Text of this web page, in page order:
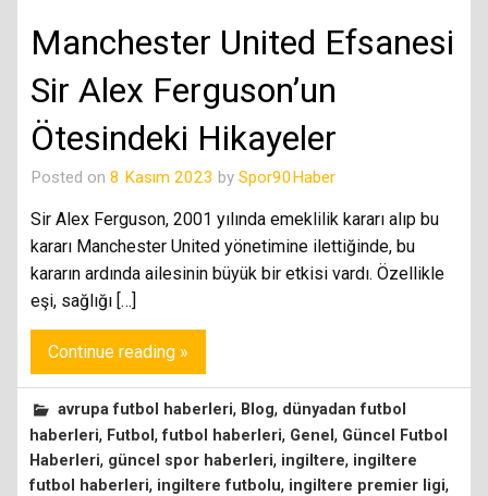
Manchester United Efsanesi
Sir Alex Ferguson’un
Ötesindeki Hikayeler
Posted on 8 Kasım 2023 by Spor90Haber
Sir Alex Ferguson, 2001 yılında emeklilik kararı alıp bu
kararı Manchester United yönetimine ilettiğinde, bu
kararın ardında ailesinin büyük bir etkisi vardı. Özellikle
eşi, sağlığı […]
Continue reading »
avrupa futbol haberleri, Blog, dünyadan futbol
haberleri, Futbol,futbol haberleri, Genel, Güncel Futbol
Haberleri, güncel spor haberleri, ingiltere, ingiltere
futbol haberleri, ingiltere futbolu, ingiltere premier ligi,